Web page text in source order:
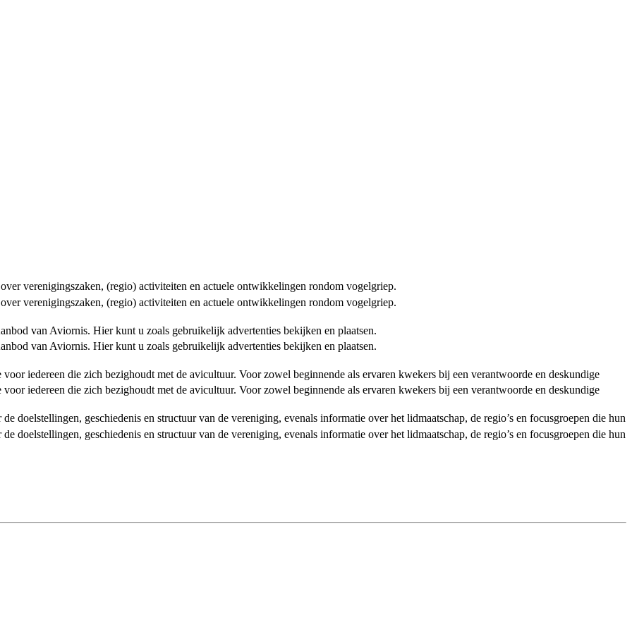
verenigingszaken, (regio) activiteiten en actuele ontwikkelingen rondom vogelgriep.
verenigingszaken, (regio) activiteiten en actuele ontwikkelingen rondom vogelgriep.
van Aviornis. Hier kunt u zoals gebruikelijk advertenties bekijken en plaatsen.
van Aviornis. Hier kunt u zoals gebruikelijk advertenties bekijken en plaatsen.
iedereen die zich bezighoudt met de avicultuur. Voor zowel beginnende als ervaren kwekers bij een verantwoorde en deskundige
iedereen die zich bezighoudt met de avicultuur. Voor zowel beginnende als ervaren kwekers bij een verantwoorde en deskundige
doelstellingen, geschiedenis en structuur van de vereniging, evenals informatie over het lidmaatschap, de regio’s en focusgroepen die hun
doelstellingen, geschiedenis en structuur van de vereniging, evenals informatie over het lidmaatschap, de regio’s en focusgroepen die hun